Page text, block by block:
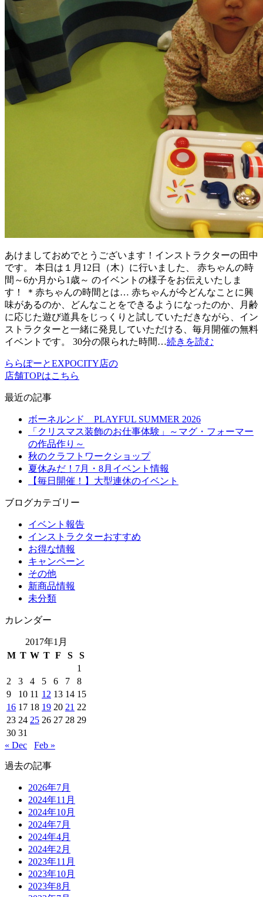
あけましておめでとうございます！インストラクターの田中
です。 本日は１月12日（木）に行いました、 赤ちゃんの時
間～6か月から1歳～ のイベントの様子をお伝えいたしま
す！ ＊赤ちゃんの時間とは… 赤ちゃんが今どんなことに興
味があるのか、どんなことをできるようになったのか、月齢
に応じた遊び道具をじっくりと試していただきながら、イン
ストラクターと一緒に発見していただける、毎月開催の無料
イベントです。 30分の限られた時間…続きを読む
ららぽーとEXPOCITY店の
店舗TOPはこちら
最近の記事
ボーネルンド PLAYFUL SUMMER 2026
「クリスマス装飾のお仕事体験」～マグ・フォーマー
の作品作り～
秋のクラフトワークショップ
夏休みだ！7月・8月イベント情報
【毎日開催！】大型連休のイベント
ブログカテゴリー
イベント報告
インストラクターおすすめ
お得な情報
キャンペーン
その他
新商品情報
未分類
カレンダー
2017年1月
M T W T F S
S
1
2
3 4 5 6 7
8
9
10 11 12 13 14 15
16 17 18 19 20 21 22
23 24 25 26 27 28 29
30 31
« Dec
Feb »
過去の記事
2026年7月
2024年11月
2024年10月
2024年7月
2024年4月
2024年2月
2023年11月
2023年10月
2023年8月